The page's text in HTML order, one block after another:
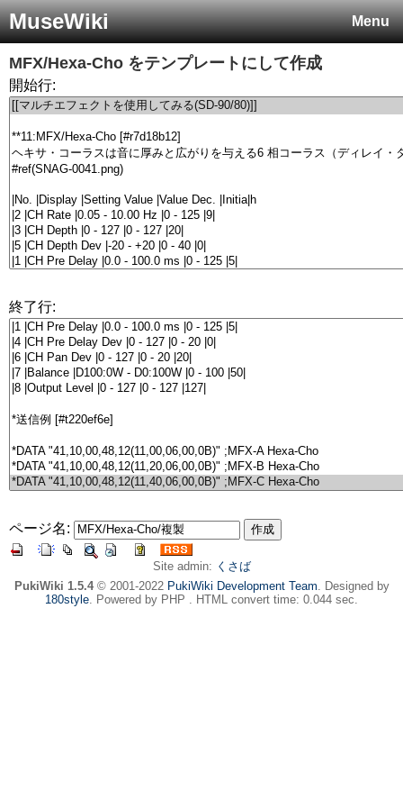
Menu
MuseWiki
MFX/Hexa-Cho をテンプレートにして作成
開始行:
終了行:
ページ名:
Site admin: くさば
PukiWiki 1.5.4© 2001-2022 PukiWiki Development Team. Designed by
180style. Powered by PHP . HTML convert time: 0.044 sec.